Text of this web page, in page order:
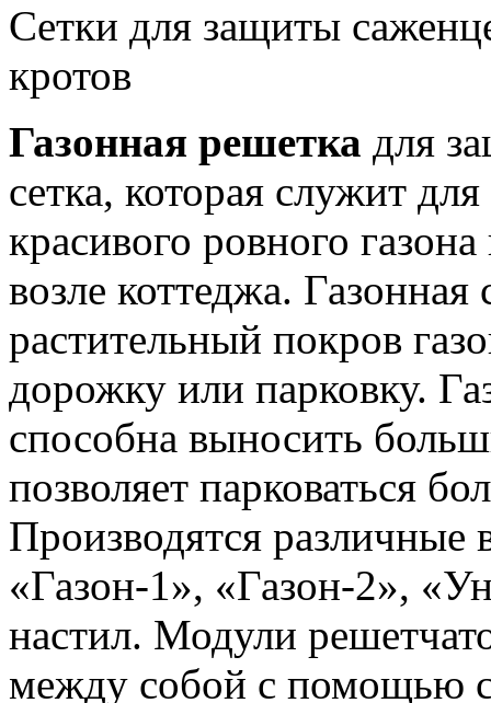
Сетки для защиты
кротов
Газонная решетка для
сетка, которая служит
красивого ровного
возле коттеджа. Газонная
растительный покров
дорожку или парковку.
способна выносить
позволяет парковаться
Производятся
«Газон-1», «Газон-2»,
настил. Модули
между собой с помощью